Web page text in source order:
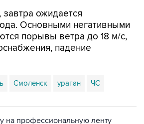
ожидается
Основными негативными
порывы ветра до 18 м/с,
падение
Смоленск ураган ЧС
на профессиональную ленту